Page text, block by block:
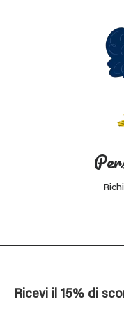
Ricevi il 15% di